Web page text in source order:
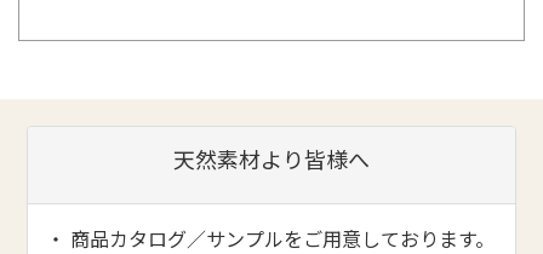
天然素材より皆様へ
・ 商品カタログ／サンプルをご用意しております。